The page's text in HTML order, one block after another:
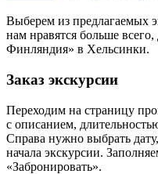
Выберем из предлагаемых
нам нравятся больше
Финляндия» в Хельсинки.
Заказ экскурсии
Переходим на страницу
с описанием,
Справа нужно выбрать
начала экскурсии.
«Забронировать».